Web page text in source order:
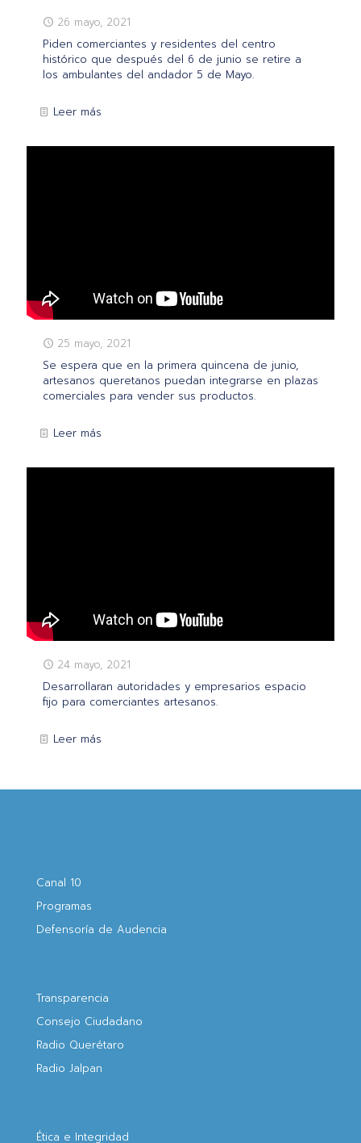
26 mayo, 2021
Piden comerciantes y residentes del centro
histórico que después del 6 de junio se retire a
los ambulantes del andador 5 de Mayo.
Leer más
25 mayo, 2021
Se espera que en la primera quincena de junio,
artesanos queretanos puedan integrarse en plazas
comerciales para vender sus productos.
Leer más
24 mayo, 2021
Desarrollaran autoridades y empresarios espacio
fijo para comerciantes artesanos.
Leer más
Canal 10
Programas
Defensoría de Audencia
Transparencia
Consejo Ciudadano
Radio Querétaro
Radio Jalpan
Ética e Integridad